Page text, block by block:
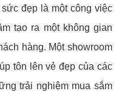
đẹp là một công việc
tạo ra một không gian
hàng. Một showroom
tôn lên vẻ đẹp của các
trải nghiệm mua sắm